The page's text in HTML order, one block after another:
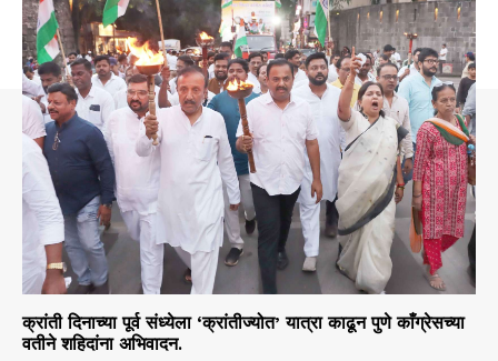
क्रांती दिनाच्या पूर्व संध्येला ‘क्रांतीज्योत’ यात्रा काढून पुणे काँग्रेसच्या
वतीने शहिदांना अभिवादन.